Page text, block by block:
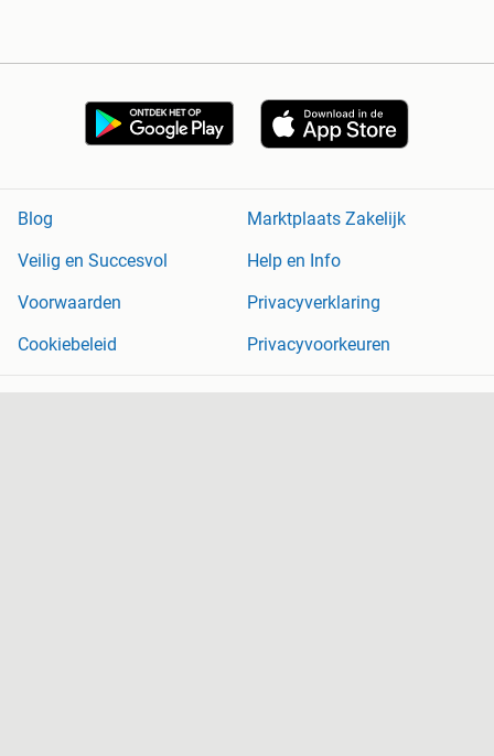
Blog
Marktplaats Zakelijk
Veilig en Succesvol
Help en Info
Voorwaarden
Privacyverklaring
Cookiebeleid
Privacyvoorkeuren